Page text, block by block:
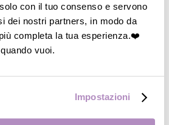
con il tuo consenso e servono
dei nostri partners, in modo da
completa la tua esperienza.❤️
vuoi.
Impostazioni